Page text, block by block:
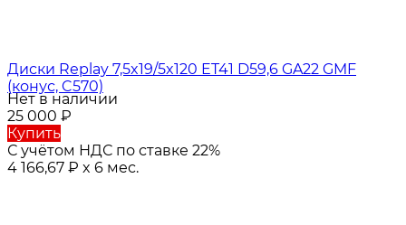
Диски Replay 7,5x19/5x120 ET41 D59,6 GA22 GMF
(конус, C570)
Нет в наличии
25 000 ₽
Купить
С учётом НДС по ставке 22%
4 166,67 ₽ x 6 мес.